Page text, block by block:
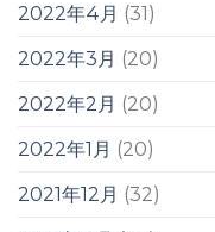
2022年4月 (31)
2022年3月 (20)
2022年2月 (20)
2022年1月 (20)
2021年12月 (32)